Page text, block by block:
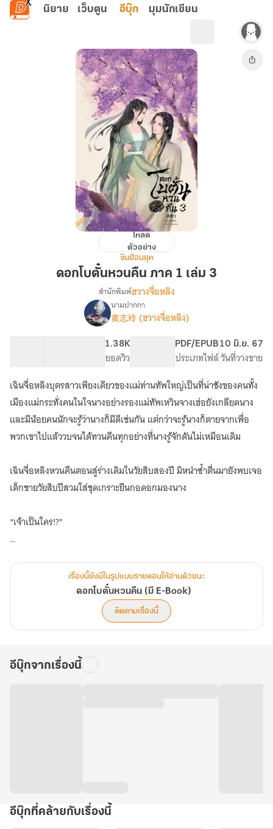
ข้ามไปยังเนื้อหาหลัก
นิยาย เว็บตูน อีบุ๊ก มุมนักเขียน
หวน
ภาค
เล่ม
โหลด
ตัวอย่าง
จีนย้อนยุค
ดอกโบตั๋นหวนคืน ภาค 1 เล่ม 3
เรื่อง
ดอก
E-
Book)
สำนักพิมพ์ฮวางจื่อหลิง
นามปากกา
黄志玲 (ฮวางจื่อหลิง)
1.38K
ยอดวิว
PDF/EPUB
ประเภทไฟล์
10 มิ.ย. 67
วันที่วางขาย
เฉินจื่อหลิงบุตรสาวเพียงเดียวของแม่ท่านทัพใหญ่เป็นที่น่าชังของคนทั้ง
เมืองแม่กระทั่งคนในใจนางอย่างรองแม่ทัพเหวินจางเฮ่อยังเกลียดนาง
และมีน้อยคนนักจะรู้ว่านางก็มีดีเช่นกัน แต่กว่าจะรู้นางก็ตายจากเพื่อ
พวกเขาไปแล้ววบจนได้ทวนคืนทุกอย่างที่นางรู้จักดันไม่เหมือนเดิม
เฉินจื่อหลิงหวนคืนตอนสู่ร่างเดิมในวัยสิบสองปี มิหนำซ้ำตื่นมายังพบเจอ
เด็กชายวัยสิบปีสวมใส่ชุดเกราะยืนกอดอกมองนาง
“เจ้าเป็นใคร!?”
ตัวเอง
“สมองท่านถูกผ่าแยกไปแล้วรึ?! จำข้าไม่ได้จริงๆ รึ?! ท่านประสาทกลับ
หรืออย่างไร?! ข้าเป็นน้องชายแท้ๆ ของท่านนะ!”
“!!!”
เรื่องนี้ยังมีในรูปแบบรายตอนให้อ่านด้วยนะ
ดอกโบตั๋นหวนคืน (มี E-Book)
ติดตามเรื่องนี้
อีบุ๊กจากเรื่องนี้
อีบุ๊กที่คล้ายกับเรื่องนี้